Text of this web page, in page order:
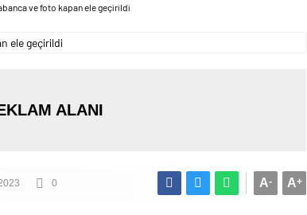
ve foto kapan ele geçirildi
ALANI
0 A+
A-